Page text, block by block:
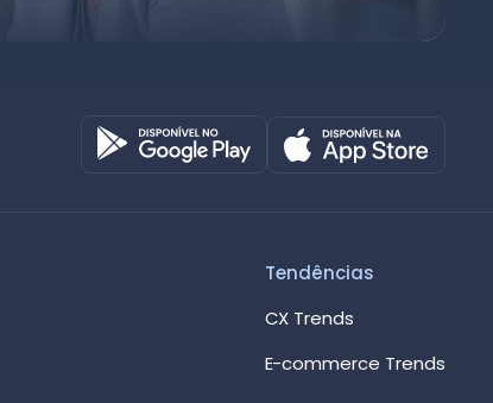
Tendências
CX Trends
E-commerce Trends
Octadesk
Online agora